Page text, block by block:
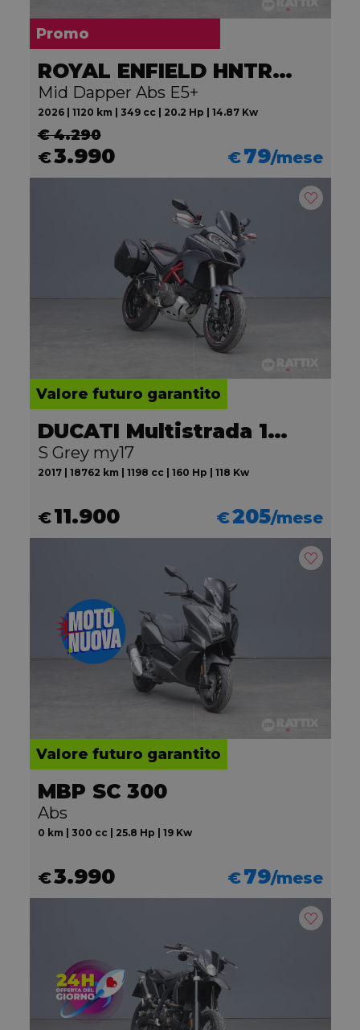
Promo
ROYAL ENFIELD HNTR 350
Mid Dapper Abs E5+
2026 | 1120 km | 349 cc | 20.2 Hp | 14.87 Kw
€ 4.290
€3.990 €79/mese
Valore futuro garantito
DUCATI Multistrada 1200
S Grey my17
2017 | 18762 km | 1198 cc | 160 Hp | 118 Kw
€11.900 €205/mese
Valore futuro garantito
MBP SC 300
Abs
0 km | 300 cc | 25.8 Hp | 19 Kw
€3.990 €79/mese